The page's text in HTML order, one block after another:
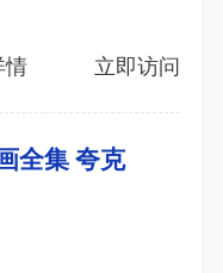
情 立即访问
全集 夸克